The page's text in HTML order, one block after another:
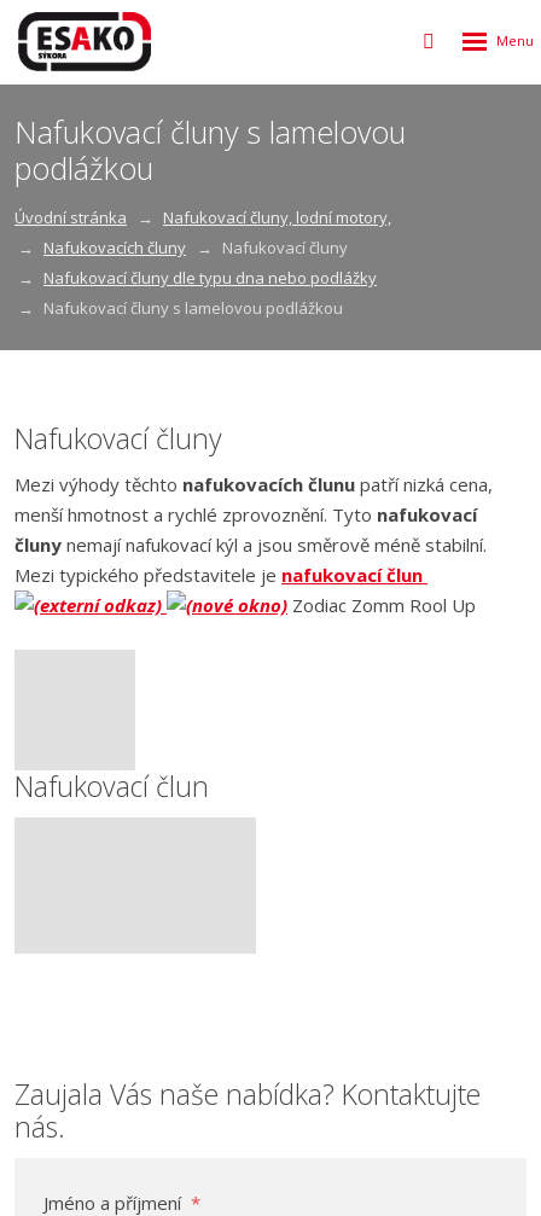
Vyhledávání
Rozbalení
Nafukovací čluny s lamelovou
podlážkou
Úvodní stránka
Nafukovací čluny, lodní motory,
Nafukovacích čluny
Nafukovací čluny
Nafukovací čluny dle typu dna nebo podlážky
Nafukovací čluny s lamelovou podlážkou
Nafukovací čluny
Mezi výhody těchto nafukovacích člunu patří nizká cena,
menší hmotnost a rychlé zprovoznění. Tyto nafukovací
čluny nemají nafukovací kýl a jsou směrově méně stabilní.
Mezi typického představitele je nafukovací člun
Zodiac Zomm Rool Up
Nafukovací člun
Zaujala Vás naše nabídka? Kontaktujte
nás.
Jméno a příjmení *